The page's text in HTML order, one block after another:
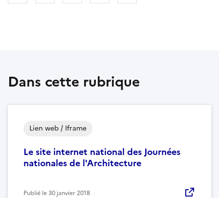
Dans cette rubrique
Le site internet national des Journées
nationales de l'Architecture
Lien web / Iframe
Publié le30 janvier 2018